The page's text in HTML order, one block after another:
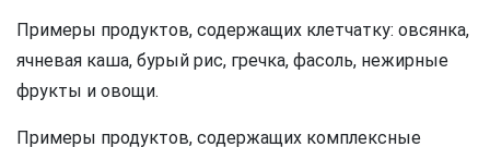
Примеры продуктов, содержащих клетчатку: овсянка,
ячневая каша, бурый рис, гречка, фасоль, нежирные
фрукты и овощи.
Примеры продуктов, содержащих комплексные